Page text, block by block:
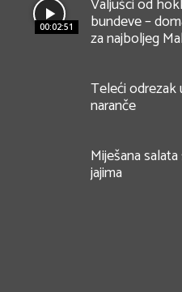
00:02:51
Valjušci od
bundeve –
za najboljeg
Teleći odrezak
naranče
Miješana
jajima